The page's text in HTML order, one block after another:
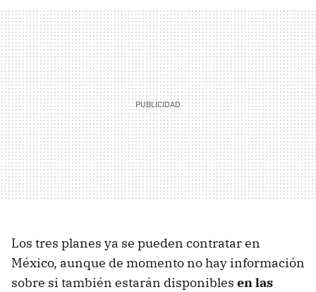
Los tres planes ya se pueden contratar en
México, aunque de momento no hay información
sobre si también estarán disponibles en las